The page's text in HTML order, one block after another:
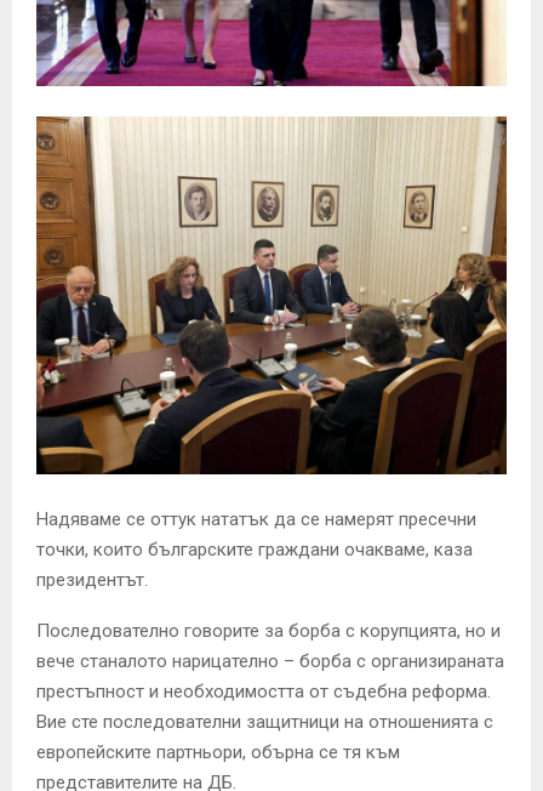
Надяваме се оттук нататък да се намерят пресечни
точки, които българските граждани очакваме, каза
президентът.
Последователно говорите за борба с корупцията, но и
вече станалото нарицателно – борба с организираната
престъпност и необходимостта от съдебна реформа.
Вие сте последователни защитници на отношенията с
европейските партньори, обърна се тя към
представителите на ДБ.